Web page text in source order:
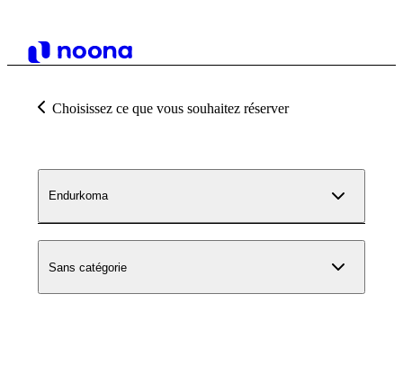
Choisissez ce que vous souhaitez réserver
Endurkoma
Sans catégorie